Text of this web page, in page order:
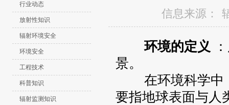
行业动态
放射性知识
辐射环境安全
环境安全
工程技术
科普知识
辐射监测知识
信息来源：
环境的定义
景。
在环境科学中，
要指地球表面与人